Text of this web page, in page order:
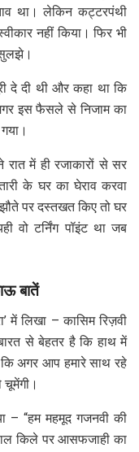
था। लेकिन कट्टरपंथी
नहीं किया। फिर भी
सुलझे।
दे दी थी और कहा था कि
इस फैसले से निजाम का
में ही रजाकारों से सर
के घर का घेराव करवा
पर दस्तखत किए तो घर
वो टर्निंग पॉइंट था जब
बातें
में लिखा – कासिम रिज़वी
से बेहतर है कि हाथ में
अगर आप हमारे साथ रहे
चूमेंगी।
– “हम महमूद गजनवी की
किले पर आसफजाही का